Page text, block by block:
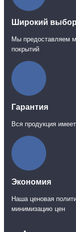
Широкий выбор
Мы предоставляем
покрытий
Гарантия
Вся продукция
Экономия
Наша ценовая
минимизацию цен